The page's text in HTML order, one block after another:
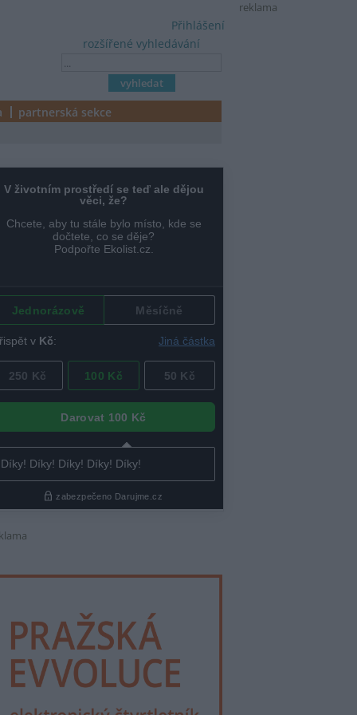
reklama
rozšířené vyhledávání
Přihlášení
partnerská sekce